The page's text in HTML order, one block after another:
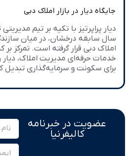
جایگاه دیار در بازار املاک دبی
سال سابقه درخشان، در میان
املاک دبی قرار گرفته است. تمرکز
خدمات حرفه‌ای مدیریت املاک،
برای سکونت و سرمایه‌گذاری تبدیل
عضویت در خبرنامه
کالیفرنیا